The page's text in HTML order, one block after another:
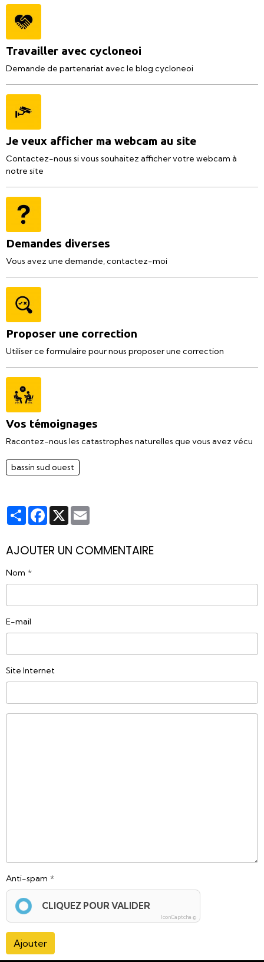
Travailler avec cycloneoi
Demande de partenariat avec le blog cycloneoi
Je veux afficher ma webcam au site
Contactez-nous si vous souhaitez afficher votre webcam à
notre site
Demandes diverses
Vous avez une demande, contactez-moi
Proposer une correction
Utiliser ce formulaire pour nous proposer une correction
Vos témoignages
Racontez-nous les catastrophes naturelles que vous avez vécu
bassin sud ouest
PartagerFacebook
X
AJOUTER UN COMMENTAIRE
Nom
E-mail
Site Internet
Anti-spam
CLIQUEZ POUR VALIDER
IconCaptcha ©
Ajouter